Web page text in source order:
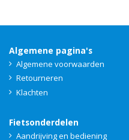
Algemene pagina's
Algemene voorwaarden
Retourneren
Klachten
Fietsonderdelen
Aandrijving en bediening